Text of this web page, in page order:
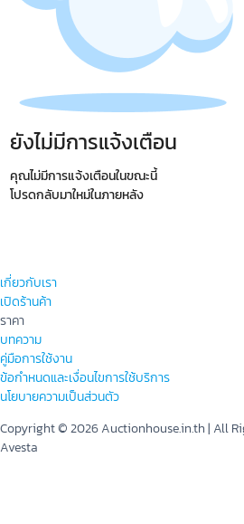
ยังไม่มีการแจ้งเตือน
คุณไม่มีการแจ้งเตือนในขณะนี้
โปรดกลับมาใหม่ในภายหลัง
เกี่ยวกับเรา
เปิดร้านค้า
ราคา
บทความ
คู่มือการใช้งาน
ข้อกำหนดและเงื่อนไขการใช้บริการ
นโยบายความเป็นส่วนตัว
Copyright © 2026 Auctionhouse.in.th | All
Avesta